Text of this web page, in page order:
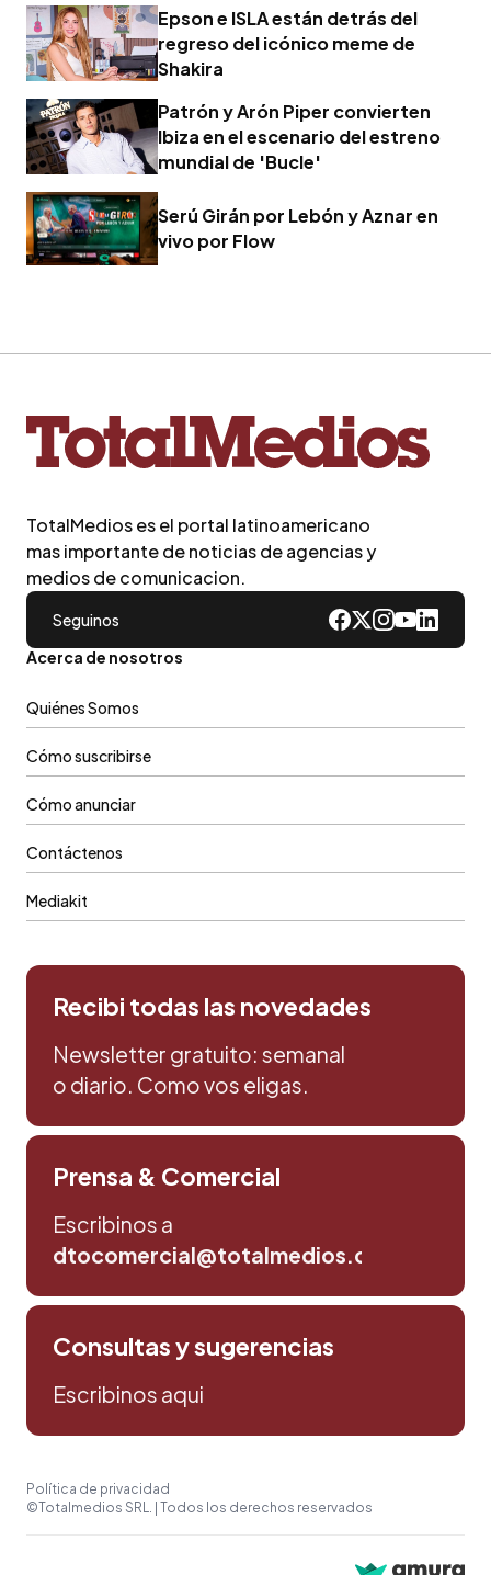
Epson e ISLA están detrás del
regreso del icónico meme de
Shakira
Patrón y Arón Piper convierten
Ibiza en el escenario del estreno
mundial de 'Bucle'
Serú Girán por Lebón y Aznar en
vivo por Flow
TotalMedios es el portal latinoamericano
mas importante de noticias de agencias y
medios de comunicacion.
Seguinos
Acerca de nosotros
Quiénes Somos
Cómo suscribirse
Cómo anunciar
Contáctenos
Mediakit
Recibi todas las novedades
Newsletter gratuito: semanal
o diario. Como vos eligas.
Prensa & Comercial
Escribinos a
dtocomercial@totalmedios.com
Consultas y sugerencias
Escribinos aqui
Política de privacidad
©Totalmedios SRL. | Todos los derechos reservados